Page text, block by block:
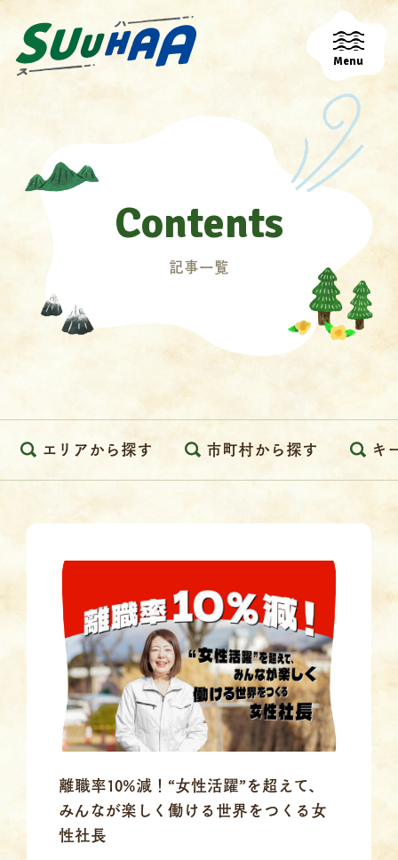
Menu
Contents
記事一覧
エリアから探す 市町村から探す キ
離職率10%減！“女性活躍”を超えて、
みんなが楽しく働ける世界をつくる女
性社長